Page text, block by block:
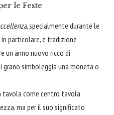
le Feste
, specialmente durante le
particolare, è tradizione
un anno nuovo ricco di
grano simboleggia una moneta o
come centro tavola
ma per il suo significato